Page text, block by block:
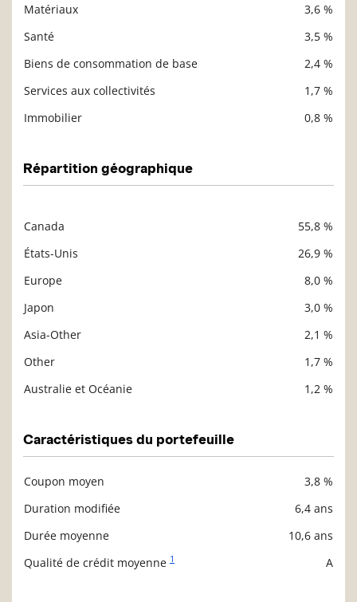
Matériaux
3,6 %
Santé
3,5 %
Biens de consommation de base
2,4 %
Services aux collectivités
1,7 %
Immobilier
0,8 %
Répartition géographique
Canada
55,8 %
États-Unis
26,9 %
Europe
8,0 %
Japon
3,0 %
Asia-Other
2,1 %
Other
1,7 %
Australie et Océanie
1,2 %
Caractéristiques du portefeuille
Coupon moyen
3,8 %
Duration modifiée
6,4 ans
Durée moyenne
10,6 ans
Qualité de crédit moyenne 1 A